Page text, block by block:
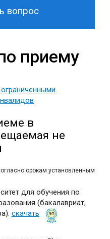
лет
вопрос
приему
в
не
срокам установленным
для обучения по
(бакалавриат,
скачать